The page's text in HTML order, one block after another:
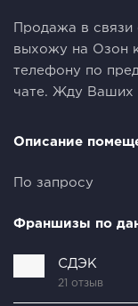
Продажа в
выхожу на Озон
телефону по
чате. Жду Ваших
Описание
По запросу
Франшизы по
СДЭК
21 отзыв